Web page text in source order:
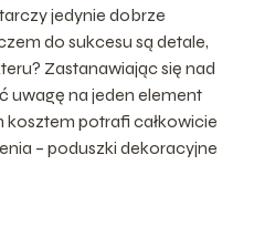
jedynie dobrze
do sukcesu są detale,
Zastanawiając się nad
uwagę na jeden element
kosztem potrafi całkowicie
– poduszki dekoracyjne